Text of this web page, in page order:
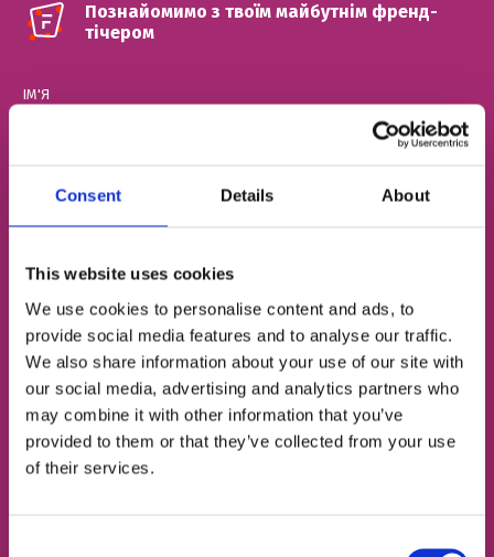
Consent Details About
This website uses cookies
We use cookies to personalise content and ads, to
provide social media features and to analyse our traffic.
We also share information about your use of our site with
our social media, advertising and analytics partners who
may combine it with other information that you’ve
provided to them or that they’ve collected from your use
of their services.
Познайомимо з твоїм майбутнім френд-
тічером
ІМ'Я
НОМЕР ТЕЛЕФОНУ
ЕЛЕКТРОННА ПОШТА
Згоден із політикою конфіденційності
Записатися на урок